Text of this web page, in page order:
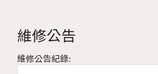
維修公告
維修公告紀錄: